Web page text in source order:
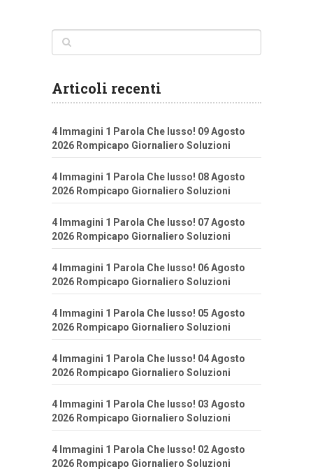
Articoli recenti
4 Immagini 1 Parola Che lusso! 09 Agosto
2026 Rompicapo Giornaliero Soluzioni
4 Immagini 1 Parola Che lusso! 08 Agosto
2026 Rompicapo Giornaliero Soluzioni
4 Immagini 1 Parola Che lusso! 07 Agosto
2026 Rompicapo Giornaliero Soluzioni
4 Immagini 1 Parola Che lusso! 06 Agosto
2026 Rompicapo Giornaliero Soluzioni
4 Immagini 1 Parola Che lusso! 05 Agosto
2026 Rompicapo Giornaliero Soluzioni
4 Immagini 1 Parola Che lusso! 04 Agosto
2026 Rompicapo Giornaliero Soluzioni
4 Immagini 1 Parola Che lusso! 03 Agosto
2026 Rompicapo Giornaliero Soluzioni
4 Immagini 1 Parola Che lusso! 02 Agosto
2026 Rompicapo Giornaliero Soluzioni